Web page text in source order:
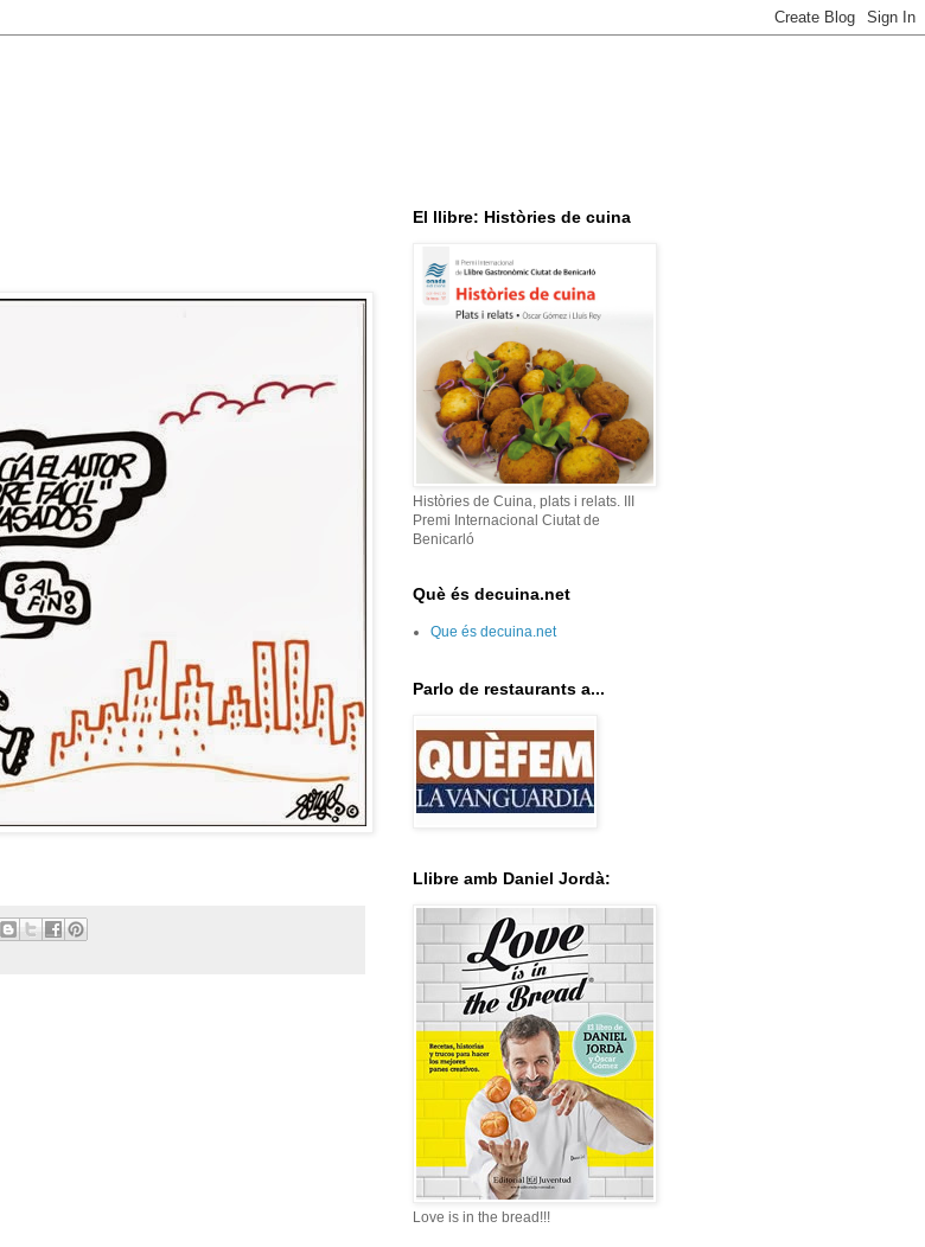
El llibre: Històries de cuina
Històries de Cuina, plats i relats. III
Premi Internacional Ciutat de
Benicarló
Què és decuina.net
Que és decuina.net
Parlo de restaurants a...
Llibre amb Daniel Jordà:
Love is in the bread!!!